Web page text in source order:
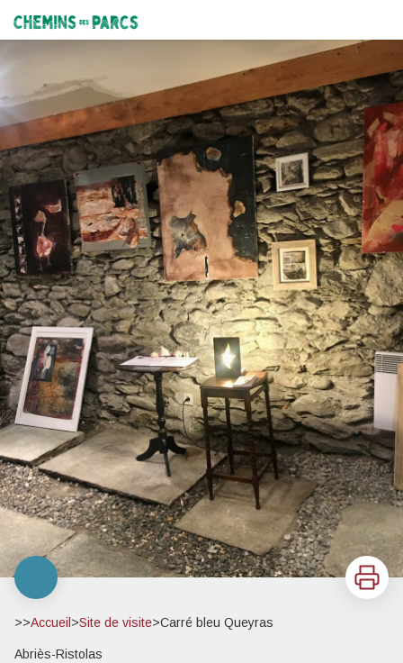
Chemins des Parcs
Imprimer
>>Accueil >Site de visite>Carré bleu Queyras
Abriès-Ristolas